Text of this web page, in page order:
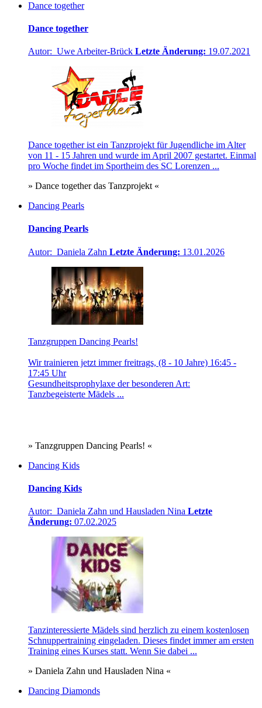
Dance together
Dance together
Autor: Uwe Arbeiter-Brück Letzte Änderung: 19.07.2021
Dance together ist ein Tanzprojekt für Jugendliche im Alter
von 11 - 15 Jahren und wurde im April 2007 gestartet. Einmal
pro Woche findet im Sportheim des SC Lorenzen ...
» Dance together das Tanzprojekt «
Dancing Pearls
Dancing Pearls
Autor: Daniela Zahn Letzte Änderung: 13.01.2026
Tanzgruppen Dancing Pearls!
Wir trainieren jetzt immer freitrags, (8 - 10 Jahre) 16:45 -
17:45 Uhr
Gesundheitsprophylaxe der besonderen Art:
Tanzbegeisterte Mädels ...
» Tanzgruppen Dancing Pearls! «
Dancing Kids
Dancing Kids
Autor: Daniela Zahn und Hausladen Nina Letzte
Änderung: 07.02.2025
Tanzinteressierte Mädels sind herzlich zu einem kostenlosen
Schnuppertraining eingeladen. Dieses findet immer am ersten
Training eines Kurses statt. Wenn Sie dabei ...
» Daniela Zahn und Hausladen Nina «
Dancing Diamonds